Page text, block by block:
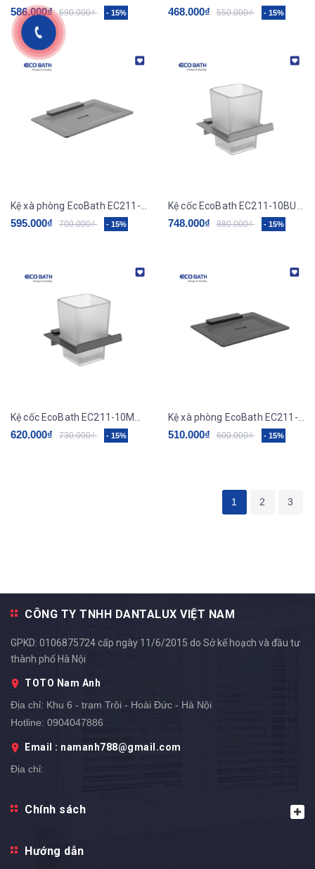
586.000₫ 690.000₫ - 15% 468.000₫ 550.000₫ - 15%
595.000₫ 700.000₫ - 15% 748.000₫ 880.000₫ - 15%
620.000₫ 730.000₫ - 15% 510.000₫ 600.000₫ - 15%
1 2 3
CÔNG TY TNHH DANTALUX VIỆT NAM
GPKD: 0106875724 cấp ngày 11/6/2015 do Sở kế hoạch và đầu tư
thành phố Hà Nội
TOTO Nam Anh
Địa chỉ: Khu 6 - trạm Trôi - Hoài Đức - Hà Nội
Hotline: 0904047886
Email : namanh788@gmail.com
Địa chỉ:
Chính sách
Hướng dẫn